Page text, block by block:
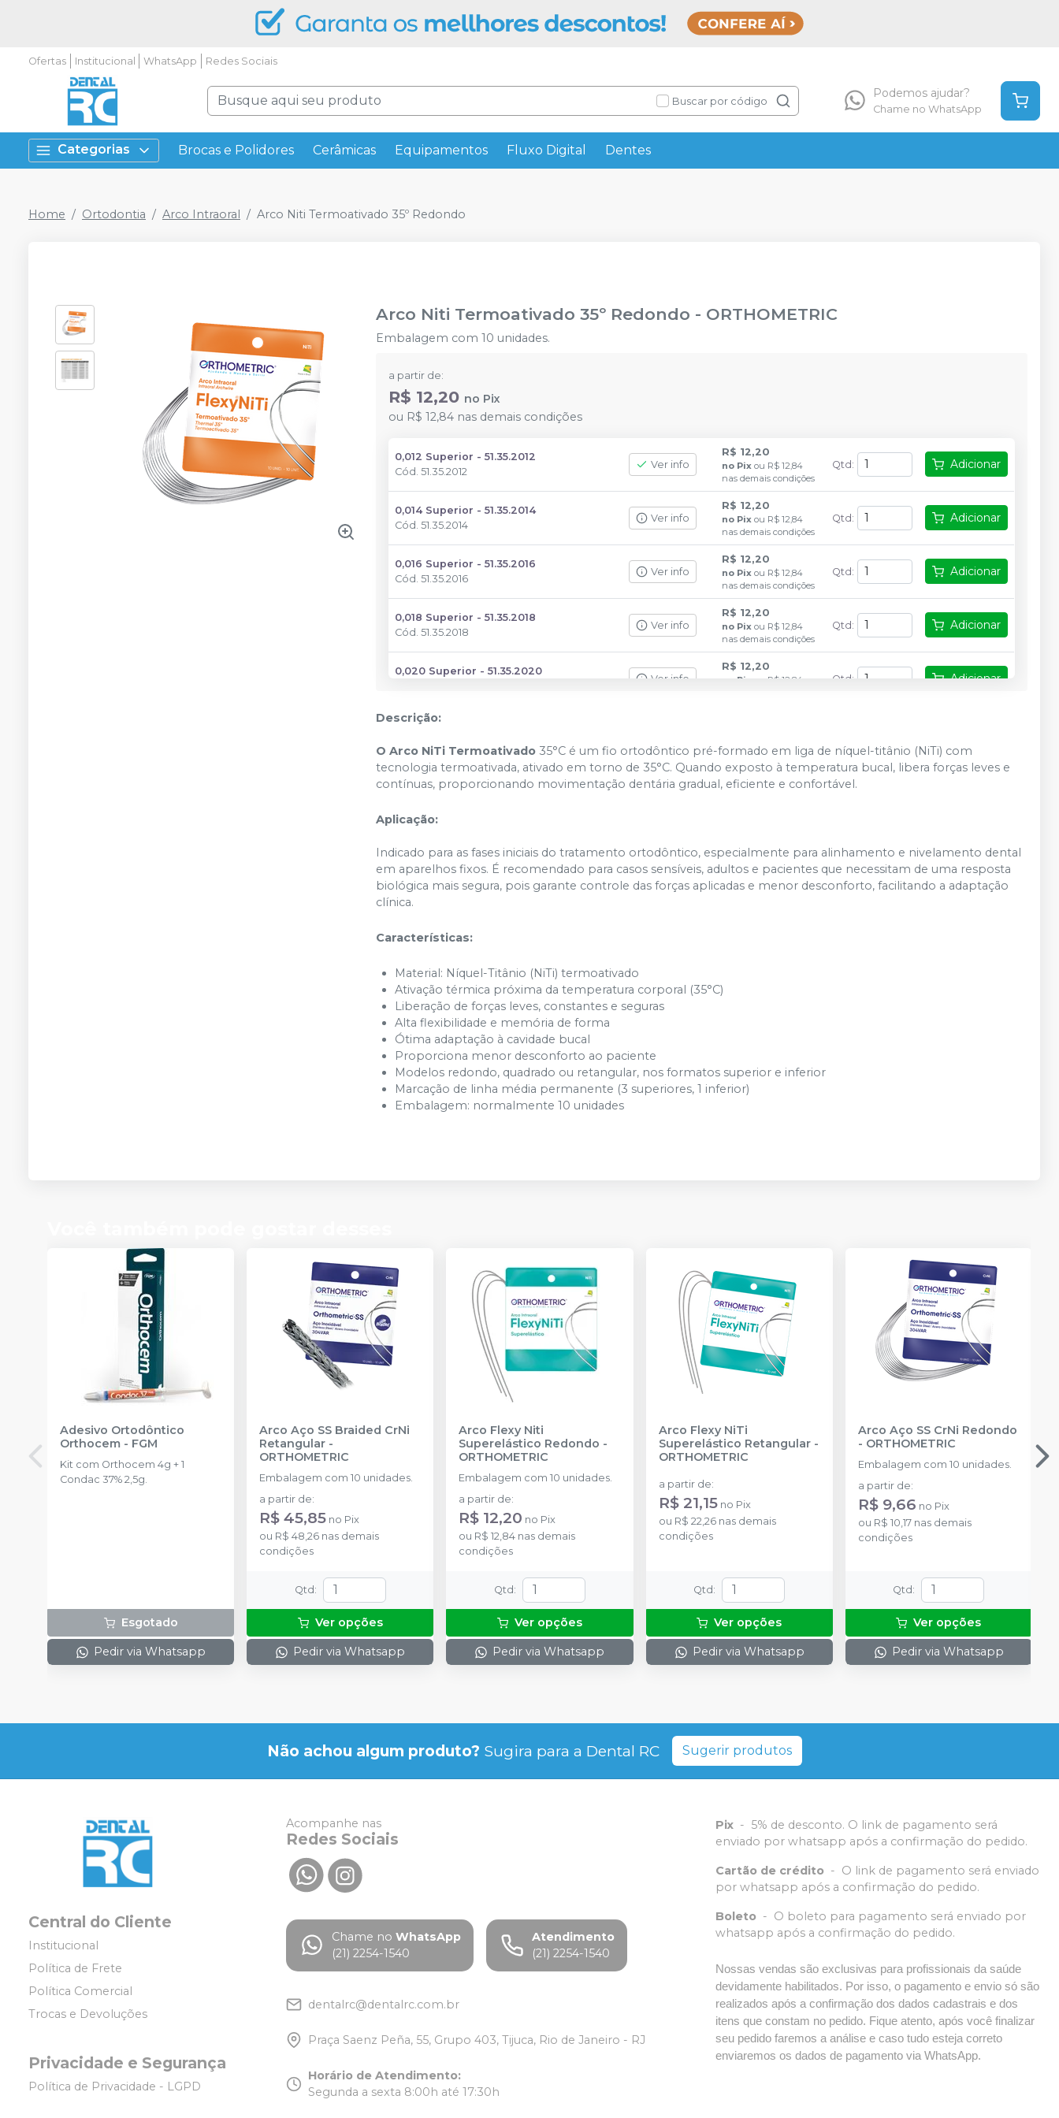
Ofertas Institucional WhatsApp Redes Sociais
Buscar por código
Podemos ajudar?
Chame no WhatsApp
Categorias Brocas e Polidores Cerâmicas Equipamentos Fluxo Digital Dentes
Home Ortodontia Arco Intraoral Arco Niti Termoativado 35º Redondo
Arco Niti Termoativado 35º Redondo - ORTHOMETRIC
Embalagem com 10 unidades.
a partir de:
R$ 12,20 no Pix
ou R$ 12,84 nas demais condições
0,012 Superior - 51.35.2012
Cód.51.35.2012
Ver info
R$ 12,20
no Pix ou R$ 12,84
nas demais condições
Qtd : Adicionar
0,014 Superior - 51.35.2014
Cód.51.35.2014
Ver info
R$ 12,20
no Pix ou R$ 12,84
nas demais condições
Qtd : Adicionar
0,016 Superior - 51.35.2016
Cód.51.35.2016
Ver info
R$ 12,20
no Pix ou R$ 12,84
nas demais condições
Qtd : Adicionar
0,018 Superior - 51.35.2018
Cód.51.35.2018
Ver info
R$ 12,20
no Pix ou R$ 12,84
nas demais condições
Qtd : Adicionar
0,020 Superior - 51.35.2020
Ver info
R$ 12,20
Pix
R$ 12,84
Qtd: Adicionar
0,012 Inferior - 52.35.2012
nas demais condições
0,014 Inferior - 52.35.2014
52.35.2014
Ver info
R$ 12,20
no PixouR$ 12,84
Qtd :
Cód.
nas demais condições
0,018 Inferior - 52.35.2018
Cód.
Ver info
R$ 12,20
Qtd: Adicionar
0,020 Inferior - 52.35.2020
Descrição:
O Arco NiTi Termoativado 35°C é um fio ortodôntico pré-formado em liga de níquel-titânio (NiTi) com
tecnologia termoativada, ativado em torno de 35°C. Quando exposto à temperatura bucal, libera forças leves e
contínuas, proporcionando movimentação dentária gradual, eficiente e confortável.​
Aplicação:
Indicado para as fases iniciais do tratamento ortodôntico, especialmente para alinhamento e nivelamento dental
em aparelhos fixos. É recomendado para casos sensíveis, adultos e pacientes que necessitam de uma resposta
biológica mais segura, pois garante controle das forças aplicadas e menor desconforto, facilitando a adaptação
clínica.​
Características:
Material: Níquel-Titânio (NiTi) termoativado
Ativação térmica próxima da temperatura corporal (35°C)
Liberação de forças leves, constantes e seguras
Alta flexibilidade e memória de forma
Ótima adaptação à cavidade bucal
Proporciona menor desconforto ao paciente
Modelos redondo, quadrado ou retangular, nos formatos superior e inferior
Marcação de linha média permanente (3 superiores, 1 inferior)
Embalagem: normalmente 10 unidades
Adesivo Ortodôntico
Orthocem - FGM
Kit com Orthocem 4g + 1
Condac 37% 2,5g.
Esgotado
Pedir via Whatsapp
Arco Aço SS Braided CrNi
Retangular -
ORTHOMETRIC
Embalagem com 10 unidades.
a partir de:
R$ 45,85 no Pix
ou R$ 48,26 nas demais
condições
Qtd :
Ver opções
Pedir via Whatsapp
Arco Flexy Niti
Superelástico Redondo -
ORTHOMETRIC
Embalagem com 10 unidades.
a partir de:
R$ 12,20 no Pix
ou R$ 12,84 nas demais
condições
Qtd :
Ver opções
Pedir via Whatsapp
Arco Flexy NiTi
Superelástico Retangular-
ORTHOMETRIC
a partir de:
R$ 21,15 no Pix
ou R$ 22,26nas demais
condições
Qtd :
Ver opções
Pedir via Whatsapp
Arco Aço SS CrNi Redondo
- ORTHOMETRIC
Embalagem com 10 unidades.
a partir de:
R$ 9,66 no Pix
ou R$ 10,17nas demais
condições
Qtd :
Ver opções
Pedir via Whatsapp
Não achou algum produto? Sugira para a Dental RC Sugerir produtos
Central do Cliente
Institucional
Política de Frete
Política Comercial
Trocas e Devoluções
Privacidade e Segurança
Política de Privacidade - LGPD
Acompanhe nas
Redes Sociais
Chame no WhatsApp
(21) 2254-1540
Atendimento
(21) 2254-1540
dentalrc@dentalrc.com.br
Praça Saenz Peña, 55, Grupo 403, Tijuca, Rio de Janeiro - RJ
Horário de Atendimento:
Segunda a sexta 8:00h até 17:30h
Pix - 5% de desconto. O link de pagamento será
enviado por whatsapp após a confirmação do pedido.
Cartão de crédito - O link de pagamento será enviado
por whatsapp após a confirmação do pedido.
Boleto - O boleto para pagamento será enviado por
whatsapp após a confirmação do pedido.
Nossas vendas são exclusivas para profissionais da saúde
devidamente habilitados. Por isso, o pagamento e envio só são
realizados após a confirmação dos dados cadastrais e dos
itens que constam no pedido. Fique atento, após você finalizar
seu pedido faremos a análise e caso tudo esteja correto
enviaremos os dados de pagamento via WhatsApp.